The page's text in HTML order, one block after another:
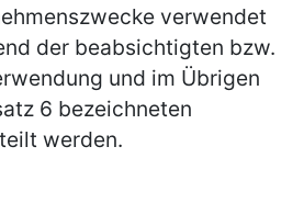
verwendet
der beabsichtigten bzw.
und im Übrigen
6 bezeichneten
werden.